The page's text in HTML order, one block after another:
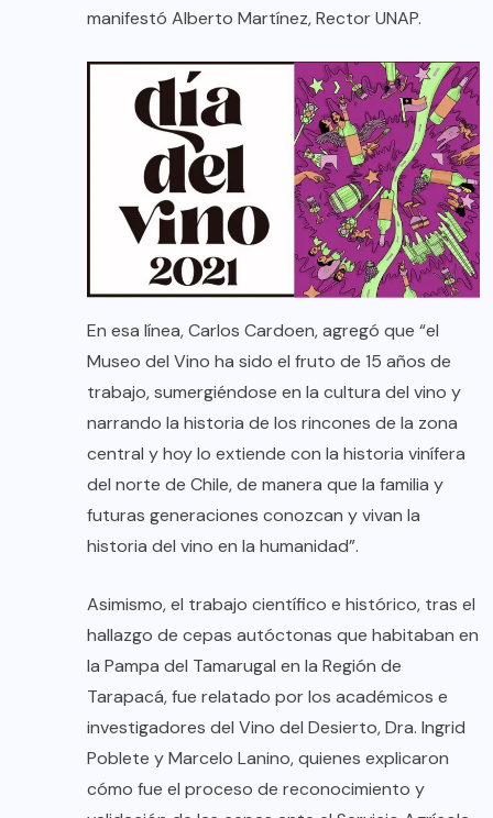
manifestó Alberto Martínez, Rector UNAP.
En esa línea, Carlos Cardoen, agregó que “el
Museo del Vino ha sido el fruto de 15 años de
trabajo, sumergiéndose en la cultura del vino y
narrando la historia de los rincones de la zona
central y hoy lo extiende con la historia vinífera
del norte de Chile, de manera que la familia y
futuras generaciones conozcan y vivan la
historia del vino en la humanidad”.
Asimismo, el trabajo científico e histórico, tras el
hallazgo de cepas autóctonas que habitaban en
la Pampa del Tamarugal en la Región de
Tarapacá, fue relatado por los académicos e
investigadores del Vino del Desierto, Dra. Ingrid
Poblete y Marcelo Lanino, quienes explicaron
cómo fue el proceso de reconocimiento y